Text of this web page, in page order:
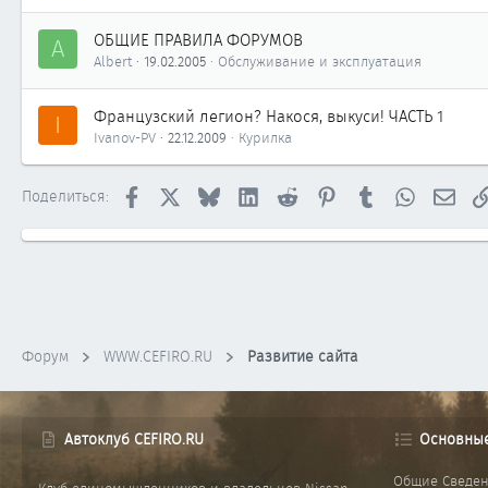
A ОБЩИЕ ПРАВИЛА ФОРУМОВ
Albert 19.02.2005 Обслуживание и эксплуатация
I Французский легион? Накося, выкуси! ЧАСТЬ 1
Ivanov-PV 22.12.2009 Курилка
Поделиться: Facebook Bluesky LinkedInReddit PinterestTumblrWhatsApp
Форум WWW.CEFIRO.RU Развитие сайта
Автоклуб CEFIRO.RU
Общие